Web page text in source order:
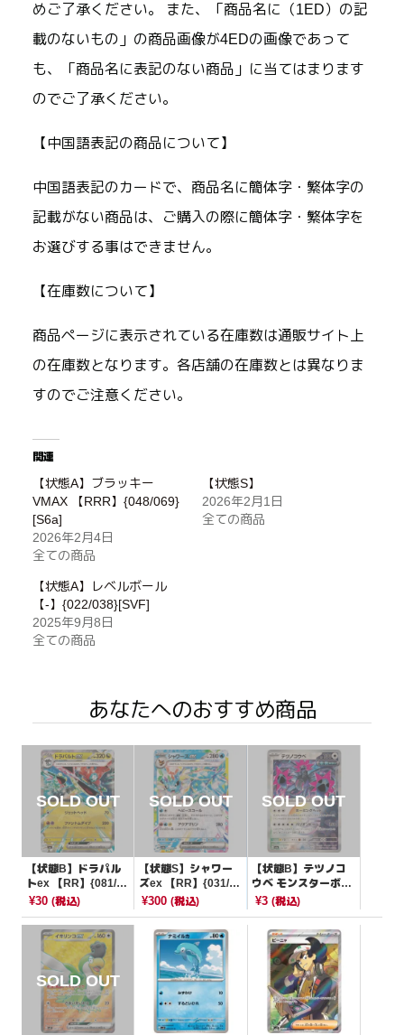
めご了承ください。 また、「商品名に（1ED）の記
載のないもの」の商品画像が4EDの画像であって
も、「商品名に表記のない商品」に当てはまります
のでご了承ください。
【中国語表記の商品について】
中国語表記のカードで、商品名に簡体字・繁体字の
記載がない商品は、ご購入の際に簡体字・繁体字を
お選びする事はできません。
【在庫数について】
商品ページに表示されている在庫数は通販サイト上
の在庫数となります。各店舗の在庫数とは異なりま
すのでご注意ください。
関連
【状態A】ブラッキー
VMAX 【RRR】{048/069}
[S6a]
2026年2月4日
全ての商品
【状態S】
2026年2月1日
全ての商品
【状態A】レベルボール
【-】{022/038}[SVF]
2025年9月8日
全ての商品
あなたへのおすすめ商品
【状態B】ドラパル
トex 【RR】{081/10
1}[SV6]
¥30 (税込)
【状態S】シャワー
ズex 【RR】{031/18
7}[SV8a]
¥300(税込)
【状態B】テツノコ
ウベ モンスターボー
ルミラー【-】{135/1
¥3 (税込)